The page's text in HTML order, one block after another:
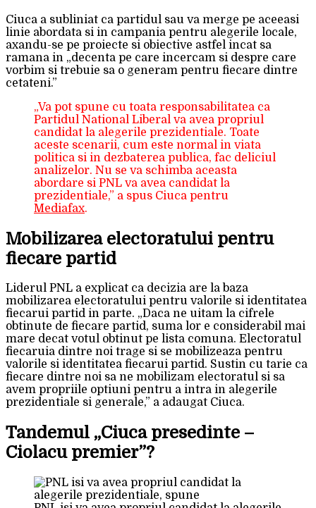
Ciuca a subliniat ca partidul sau va merge pe aceeasi
linie abordata si in campania pentru alegerile locale,
axandu-se pe proiecte si obiective astfel incat sa
ramana in „decenta pe care incercam si despre care
vorbim si trebuie sa o generam pentru fiecare dintre
cetateni.”
„Va pot spune cu toata responsabilitatea ca
Partidul National Liberal va avea propriul
candidat la alegerile prezidentiale. Toate
aceste scenarii, cum este normal in viata
politica si in dezbaterea publica, fac deliciul
analizelor. Nu se va schimba aceasta
abordare si PNL va avea candidat la
prezidentiale,” a spus Ciuca pentru
Mediafax.
Mobilizarea electoratului pentru
fiecare partid
Liderul PNL a explicat ca decizia are la baza
mobilizarea electoratului pentru valorile si identitatea
fiecarui partid in parte. „Daca ne uitam la cifrele
obtinute de fiecare partid, suma lor e considerabil mai
mare decat votul obtinut pe lista comuna. Electoratul
fiecaruia dintre noi trage si se mobilizeaza pentru
valorile si identitatea fiecarui partid. Sustin cu tarie ca
fiecare dintre noi sa ne mobilizam electoratul si sa
avem propriile optiuni pentru a intra in alegerile
prezidentiale si generale,” a adaugat Ciuca.
Tandemul „Ciuca presedinte –
Ciolacu premier”?